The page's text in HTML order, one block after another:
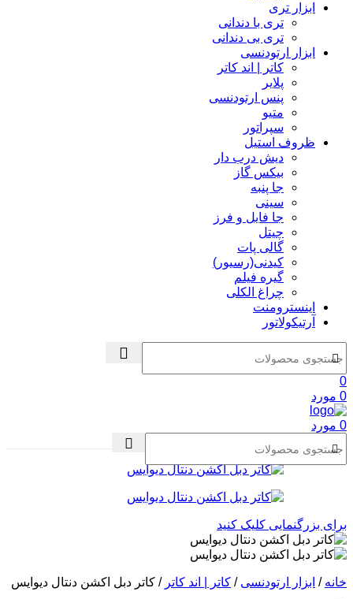
ابزار تری
تری با دندانی
تری بی دندانی
ابزار ارتودنسی
کاتر | اند کاتر
پلایر
پنس ارتودنسی
متیو
سپراتور
ظروف استیل
دیش درب دار
بیکس گاز
جا پنبه
سینی
جا فایل و فرز
چیتل
گالی پات
کیدنی(رسیور)
گیره فیلم
چراغ الکلی
اینسترومنت
آرتیکولاتور
0
0 مورد
0 مورد
برای بزرگنمایی کلیک کنید
خانه / ابزار ارتودنسی / کاتر | اند کاتر / کاتر دبل اکشن دنتال دیوایس